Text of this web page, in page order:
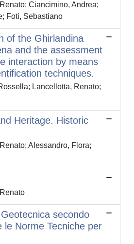
Ciancimino, Andrea;
Foti, Sebastiano
of the Ghirlandina
and the assessment
interaction by means
techniques.
Lancellotta, Renato;
Heritage. Historic
Alessandro, Flora;
secondo
le Norme Tecniche per